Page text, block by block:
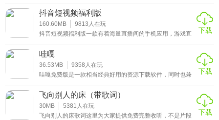
用起来特别方便，绝对能够震撼你的视觉和听觉，播放速度
极快，基本上不需要等待缓冲时间。热门的综艺也是应有尽
有，高评分好剧随便追，趣味视频随心看。
抖音短视频福利版
160.60MB 9813 人在玩
抖音短视频福利版一款有着海量直播间的手机应用，游戏直
就怕你不知道该选择哪一个。全网高颜值的小姐姐和小哥哥
都加入本平台，非常多优秀的主播给你带来一场场精彩的真
人表演秀，赶走无聊还你激情的生活，平台还有活动可以全
民参加，边看直播边拿福利，就在这款软件里，赶紧来下载
下载
哇嘎
36.53MB 9358 人在玩
哇嘎免费版是一款相当经典好用的资源下载软件，同时也兼
源，用户可以随时随地挑选自己喜欢的资源在线观看，当然
也能免费下载，超多专业靠谱的观影工具任你选择，你能够
享受到更加优质愉悦的观影体验。
下载
飞向别人的床（带歌词）
30MB 5381 人在玩
飞向别人的床歌词这里为大家提供免费完整收听，不是片段
下载